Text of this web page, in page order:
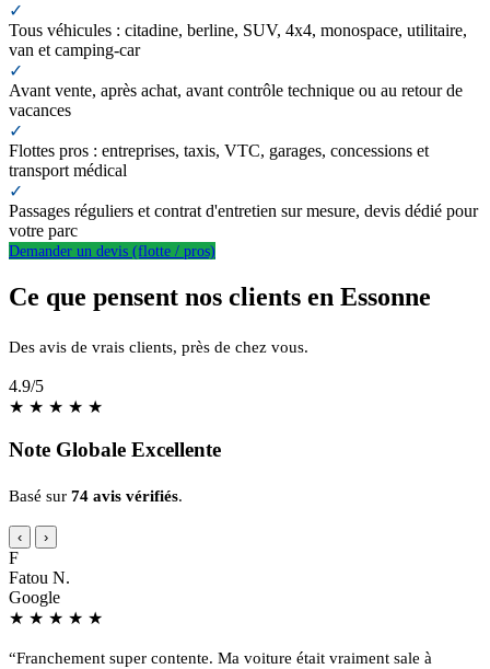
✓
Tous véhicules : citadine, berline, SUV, 4x4, monospace, utilitaire,
van et camping-car
✓
Avant vente, après achat, avant contrôle technique ou au retour de
vacances
✓
Flottes pros : entreprises, taxis, VTC, garages, concessions et
transport médical
✓
Passages réguliers et contrat d'entretien sur mesure, devis dédié pour
votre parc
Demander un devis (flotte / pros)
Ce que pensent nos clients en Essonne
Des avis de vrais clients, près de chez vous.
4.9/5
★ ★ ★ ★ ★
Note Globale Excellente
Basé sur 74 avis vérifiés.
‹ ›
F
Fatou N.
Google
★ ★ ★ ★ ★
“Franchement super contente. Ma voiture était vraiment sale à